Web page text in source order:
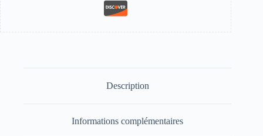
Description
Informations complémentaires